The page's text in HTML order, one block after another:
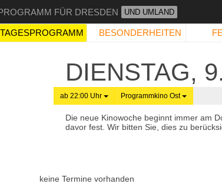
FÜR DRESDEN UND UMLAND
TAGESPROGRAMM BESONDERHEITEN
DIENSTAG,
ab 22:00 Uhr Programmkino Ost
Die neue Kinowoche beginnt immer am
davor fest. Wir bitten Sie, dies zu
keine Termine vorhanden